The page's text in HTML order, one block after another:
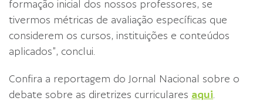
formação inicial dos nossos professores, se
tivermos métricas de avaliação específicas que
considerem os cursos, instituições e conteúdos
aplicados”, conclui.
Confira a reportagem do Jornal Nacional sobre o
debate sobre as diretrizes curriculares aqui